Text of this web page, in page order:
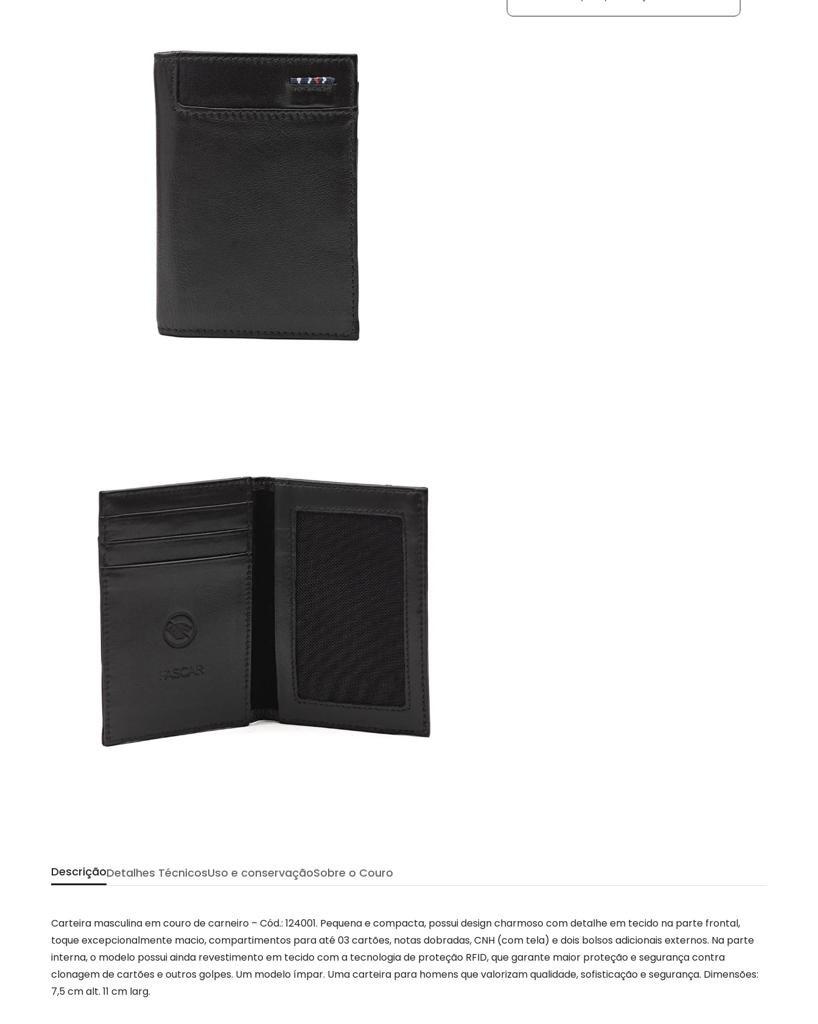
DescriçãoDetalhes TécnicosUso e conservaçãoSobre o Couro
Carteira masculina em couro de carneiro – Cód.: 124001. Pequena e compacta, possui design charmoso com detalhe em tecido na parte frontal,
toque excepcionalmente macio, compartimentos para até 03 cartões, notas dobradas, CNH (com tela) e dois bolsos adicionais externos. Na parte
interna, o modelo possui ainda revestimento em tecido com a tecnologia de proteção RFID, que garante maior proteção e segurança contra
clonagem de cartões e outros golpes. Um modelo ímpar. Uma carteira para homens que valorizam qualidade, sofisticação e segurança. Dimensões:
7,5 cm alt. 11 cm larg.